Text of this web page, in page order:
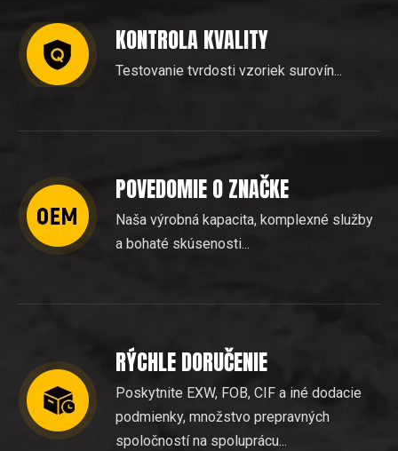
KONTROLA KVALITY
Testovanie tvrdosti vzoriek surovín...
POVEDOMIE O ZNAČKE
Naša výrobná kapacita, komplexné služby
a bohaté skúsenosti...
RÝCHLE DORUČENIE
Poskytnite EXW, FOB, CIF a iné dodacie
podmienky, množstvo prepravných
spoločností na spoluprácu...